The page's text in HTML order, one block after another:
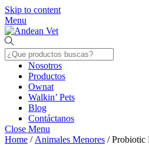
Skip to content
Menu
Nosotros
Productos
Ownat
Walkin’ Pets
Blog
Contáctanos
Close Menu
Home / Animales Menores / Probiotic